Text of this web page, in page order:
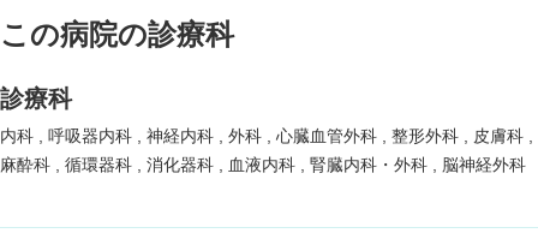
この病院の診療科
診療科
内科 呼吸器内科 神経内科 外科 心臓血管外科 整形外科
皮膚科
麻酔科
循環器科 消化器科 血液内科 腎臓内科・外科 脳神経外科